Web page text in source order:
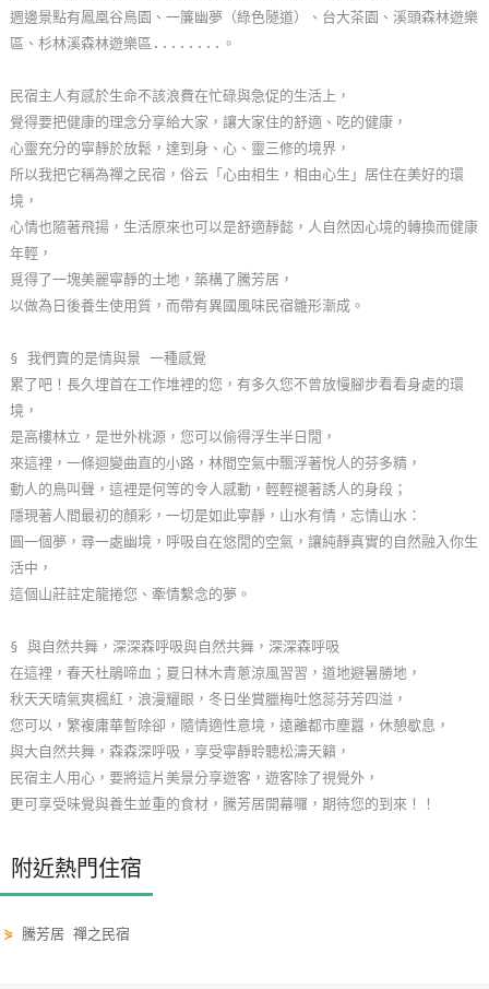
玩
地
圖
顧
服
務
顧
滿
意
訂
單
管
理
會
員
帳
戶
客
聯
絡
週邊景點有鳳凰谷鳥園、一簾幽夢（綠色隧道）、台大茶園、溪頭森林遊樂
區、杉林溪森林遊樂區........。
民宿主人有感於生命不該浪費在忙碌與急促的生活上，
覺得要把健康的理念分享給大家，讓大家住的舒適、吃的健康，
心靈充分的寧靜於放鬆，達到身、心、靈三修的境界，
所以我把它稱為禪之民宿，俗云「心由相生，相由心生」居住在美好的環
境，
心情也隨著飛揚，生活原來也可以是舒適靜懿，人自然因心境的轉換而健康
年輕，
覓得了一塊美麗寧靜的土地，築構了騰芳居，
以做為日後養生使用質，而帶有異國風味民宿雛形漸成。
§ 我們賣的是情與景 一種感覺
累了吧！長久埋首在工作堆裡的您，有多久您不曾放慢腳步看看身處的環
境，
是高樓林立，是世外桃源，您可以偷得浮生半日閒，
來這裡，一條迴變曲直的小路，林間空氣中飄浮著悅人的芬多精，
動人的鳥叫聲，這裡是何等的令人感動，輕輕褪著誘人的身段；
隱現著人間最初的顏彩，一切是如此寧靜，山水有情，忘情山水：
圓一個夢，尋一處幽境，呼吸自在悠閒的空氣，讓純靜真實的自然融入你生
活中，
這個山莊註定龍捲您、牽情繫念的夢。
§ 與自然共舞，深深森呼吸與自然共舞，深深森呼吸
在這裡，春天杜鵑啼血；夏日林木青蔥涼風習習，道地避暑勝地，
秋天天晴氣爽楓紅，浪漫耀眼，冬日坐賞臘梅吐悠蕊芬芳四溢，
您可以，繁複庸華暫除卻，隨情適性意境，遠離都市塵囂，休憩歇息，
與大自然共舞，森森深呼吸，享受寧靜聆聽松濤天籟，
民宿主人用心，要將這片美景分享遊客，遊客除了視覺外，
更可享受味覺與養生並重的食材，騰芳居開幕囉，期待您的到來！！
附近熱門住宿
⋟ 騰芳居 禪之民宿